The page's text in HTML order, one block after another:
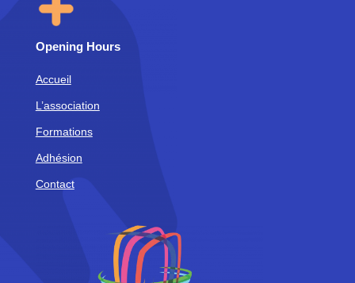
Opening Hours
Accueil
L’association
Formations
Adhésion
Contact